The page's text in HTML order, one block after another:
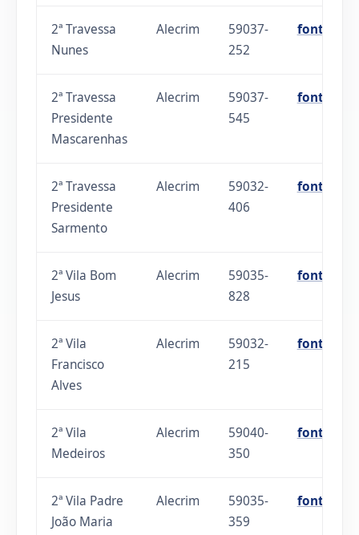
2ª Travessa
Nunes
Alecrim
59037-
252
fonte
2ª Travessa
Presidente
Mascarenhas
Alecrim
59037-
545
fonte
2ª Travessa
Presidente
Sarmento
Alecrim
59032-
406
fonte
2ª Vila Bom
Jesus
Alecrim
59035-
828
fonte
2ª Vila
Francisco
Alves
Alecrim
59032-
215
fonte
2ª Vila
Medeiros
Alecrim
59040-
350
fonte
2ª Vila Padre
João Maria
Alecrim
59035-
359
fonte